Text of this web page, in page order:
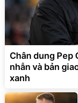
Chân dung Pep
nhẫn và bản
xanh